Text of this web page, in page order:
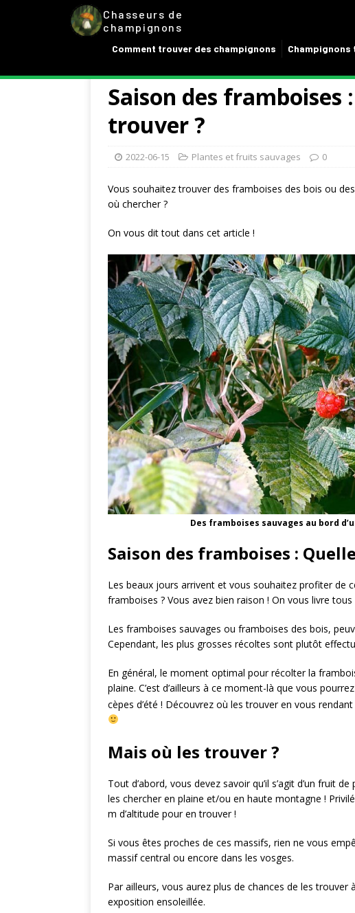
Chasseurs de
champignons
Comment trouver des champignons
Saison des framboises
trouver ?
2022-06-15 Plantes et fruits sauvages 0
Vous souhaitez trouver des framboises des bois ou
où chercher ?
On vous dit tout dans cet article !
Des framboises sauvages au bord
Saison des framboises :
Les beaux jours arrivent et vous souhaitez profiter de
framboises ? Vous avez bien raison ! On vous livre
Les framboises sauvages ou framboises des bois,
Cependant, les plus grosses récoltes sont plutôt
En général, le moment optimal pour récolter la
plaine. C’est d’ailleurs à ce moment-là que vous
cèpes d’été ! Découvrez où les trouver en vous
Mais où les trouver ?
Tout d’abord, vous devez savoir qu’il s’agit d’un fruit
les chercher en plaine et/ou en haute montagne !
m d’altitude pour en trouver !
Si vous êtes proches de ces massifs, rien ne vous
massif central ou encore dans les vosges.
Par ailleurs, vous aurez plus de chances de les trouver
exposition ensoleillée.